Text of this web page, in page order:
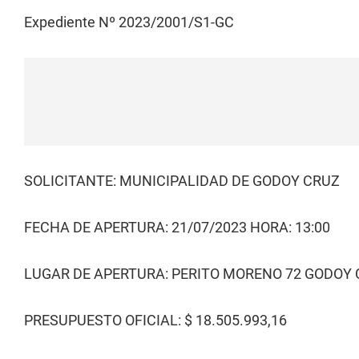
Expediente Nº 2023/2001/S1-GC
SOLICITANTE: MUNICIPALIDAD DE GODOY CRUZ
FECHA DE APERTURA: 21/07/2023 HORA: 13:00
LUGAR DE APERTURA: PERITO MORENO 72 GODOY
PRESUPUESTO OFICIAL: $ 18.505.993,16